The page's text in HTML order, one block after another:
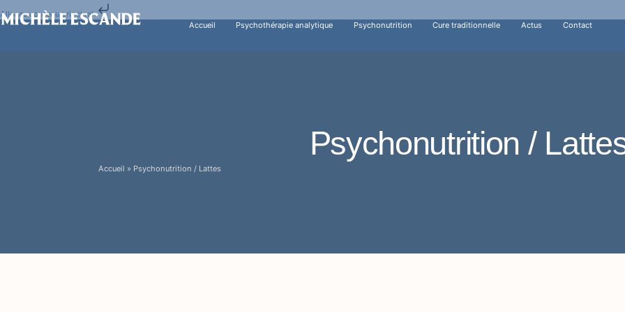
Aller au contenu principal
Accueil
Psychothérapie analytique Psychonutrition Cure traditionnelle Actus Contact
Psychonutrition /
Accueil » Psychonutrition / Lattes